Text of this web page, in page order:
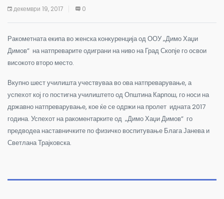
декември 19, 2017 0
Ракометната екипа во женска конкуренција од ООУ „Димо Хаџи
Димов” на натпреварите одиграни на ниво на Град Скопје го освои
високото второ место.
Вкупно шест училишта учествуваа во ова натпреварување, а
успехот кој го постигна училиштето од Општина Карпош, го носи на
државно натпреварување, кое ќе се одржи на пролет идната 2017
година. Успехот на ракоментарките од „Димо Хаџи Димов” го
предводеа наставничките по физичко воспитување Блага Јанева и
Светлана Трајковска.